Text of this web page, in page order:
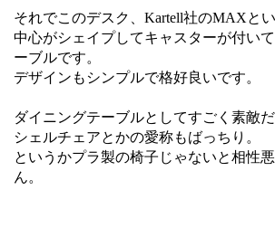
それでこのデスク、Kartell社のMAXと
中心がシェイプしてキャスターが付い
ーブルです。
デザインもシンプルで格好良いです。
ダイニングテーブルとしてすごく素敵だ
シェルチェアとかの愛称もばっちり。
というかプラ製の椅子じゃないと相性
ん。